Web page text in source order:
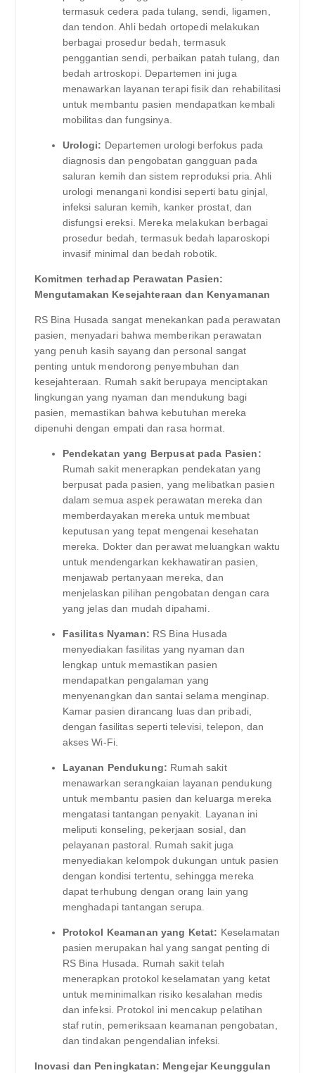
termasuk cedera pada tulang, sendi, ligamen,
dan tendon. Ahli bedah ortopedi melakukan
berbagai prosedur bedah, termasuk
penggantian sendi, perbaikan patah tulang, dan
bedah artroskopi. Departemen ini juga
menawarkan layanan terapi fisik dan rehabilitasi
untuk membantu pasien mendapatkan kembali
mobilitas dan fungsinya.
Urologi: Departemen urologi berfokus pada
diagnosis dan pengobatan gangguan pada
saluran kemih dan sistem reproduksi pria. Ahli
urologi menangani kondisi seperti batu ginjal,
infeksi saluran kemih, kanker prostat, dan
disfungsi ereksi. Mereka melakukan berbagai
prosedur bedah, termasuk bedah laparoskopi
invasif minimal dan bedah robotik.
Komitmen terhadap Perawatan Pasien:
Mengutamakan Kesejahteraan dan Kenyamanan
RS Bina Husada sangat menekankan pada perawatan
pasien, menyadari bahwa memberikan perawatan
yang penuh kasih sayang dan personal sangat
penting untuk mendorong penyembuhan dan
kesejahteraan. Rumah sakit berupaya menciptakan
lingkungan yang nyaman dan mendukung bagi
pasien, memastikan bahwa kebutuhan mereka
dipenuhi dengan empati dan rasa hormat.
Pendekatan yang Berpusat pada Pasien:
Rumah sakit menerapkan pendekatan yang
berpusat pada pasien, yang melibatkan pasien
dalam semua aspek perawatan mereka dan
memberdayakan mereka untuk membuat
keputusan yang tepat mengenai kesehatan
mereka. Dokter dan perawat meluangkan waktu
untuk mendengarkan kekhawatiran pasien,
menjawab pertanyaan mereka, dan
menjelaskan pilihan pengobatan dengan cara
yang jelas dan mudah dipahami.
Fasilitas Nyaman: RS Bina Husada
menyediakan fasilitas yang nyaman dan
lengkap untuk memastikan pasien
mendapatkan pengalaman yang
menyenangkan dan santai selama menginap.
Kamar pasien dirancang luas dan pribadi,
dengan fasilitas seperti televisi, telepon, dan
akses Wi-Fi.
Layanan Pendukung: Rumah sakit
menawarkan serangkaian layanan pendukung
untuk membantu pasien dan keluarga mereka
mengatasi tantangan penyakit. Layanan ini
meliputi konseling, pekerjaan sosial, dan
pelayanan pastoral. Rumah sakit juga
menyediakan kelompok dukungan untuk pasien
dengan kondisi tertentu, sehingga mereka
dapat terhubung dengan orang lain yang
menghadapi tantangan serupa.
Protokol Keamanan yang Ketat: Keselamatan
pasien merupakan hal yang sangat penting di
RS Bina Husada. Rumah sakit telah
menerapkan protokol keselamatan yang ketat
untuk meminimalkan risiko kesalahan medis
dan infeksi. Protokol ini mencakup pelatihan
staf rutin, pemeriksaan keamanan pengobatan,
dan tindakan pengendalian infeksi.
Inovasi dan Peningkatan: Mengejar Keunggulan